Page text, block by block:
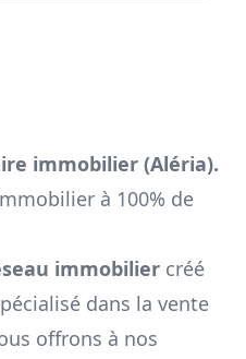
immobilier (Aléria).
à 100% de
immobilier créé
dans la vente
offrons à nos